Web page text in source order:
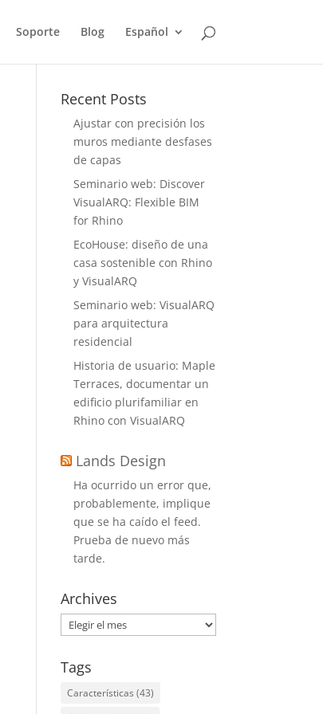
Soporte Blog Español
Recent Posts
Ajustar con precisión los
muros mediante desfases
de capas
Seminario web: Discover
VisualARQ: Flexible BIM
for Rhino
EcoHouse: diseño de una
casa sostenible con Rhino
y VisualARQ
Seminario web: VisualARQ
para arquitectura
residencial
Historia de usuario: Maple
Terraces, documentar un
edificio plurifamiliar en
Rhino con VisualARQ
Lands Design
Ha ocurrido un error que,
probablemente, implique
que se ha caído el feed.
Prueba de nuevo más
tarde.
Archives
Archives
Tags
Características (43)